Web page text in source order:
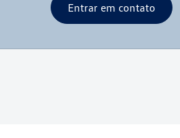
Entrar em contato